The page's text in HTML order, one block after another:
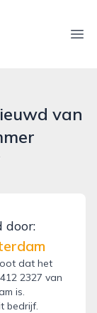
van
door:
dat het
2327 van
is.
bedrijf.